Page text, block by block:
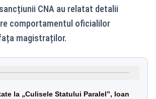
CNA au relatat detalii
comportamentul oficialilor
magistraților.
la „Culisele Statului Paralel”, Ioan